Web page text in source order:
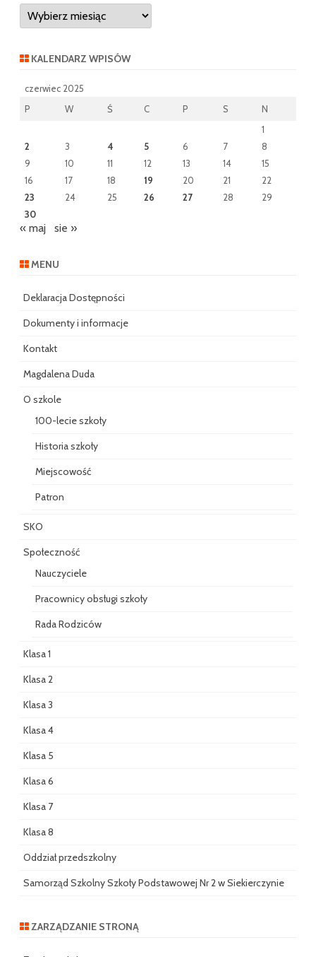
Archiwum
wpisów
KALENDARZ WPISÓW
czerwiec 2025
P
W Ś C P S
N
1
2
3 4 5 6 7
8
9
10 11 12 13 14
15
16
17 18 19 20 21
22
23
24 25 26 27 28
29
30
« maj sie »
MENU
Deklaracja Dostępności
Dokumenty i informacje
Kontakt
Magdalena Duda
O szkole
100-lecie szkoły
Historia szkoły
Miejscowość
Patron
SKO
Społeczność
Nauczyciele
Pracownicy obsługi szkoły
Rada Rodziców
Klasa 1
Klasa 2
Klasa 3
Klasa 4
Klasa 5
Klasa 6
Klasa 7
Klasa 8
Oddział przedszkolny
Samorząd Szkolny Szkoły Podstawowej Nr 2 w Siekierczynie
ZARZĄDZANIE STRONĄ